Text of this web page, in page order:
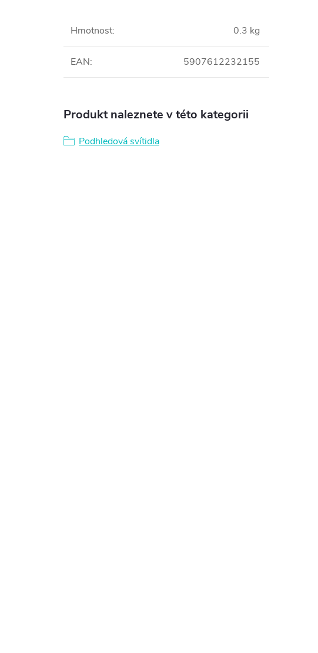
Hmotnost: 0.3 kg
EAN: 5907612232155
Produkt naleznete v této kategorii
Podhledová svítidla